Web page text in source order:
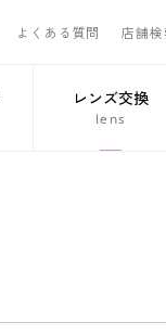
よくある質問 店舗検
レンズ交換
lens